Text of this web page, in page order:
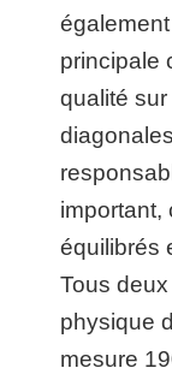
principale
qualité
important,
équilibrés
Tous
physique
mesure